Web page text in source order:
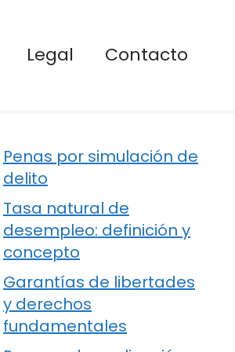
Legal Contacto
Penas por simulación de
delito
Tasa natural de
desempleo: definición y
concepto
Garantías de libertades
y derechos
fundamentales